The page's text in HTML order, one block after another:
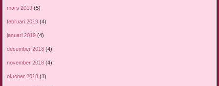
mars 2019(5)
februari 2019(4)
januari 2019(4)
december 2018(4)
november 2018(4)
oktober 2018(1)